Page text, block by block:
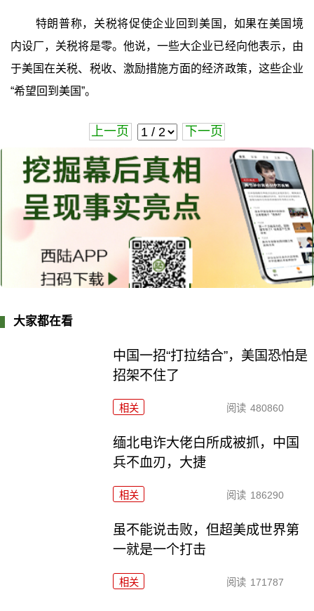
特朗普称，关税将促使企业回到美国，如果在美国境
内设厂，关税将是零。他说，一些大企业已经向他表示，由
于美国在关税、税收、激励措施方面的经济政策，这些企业
“希望回到美国”。
上一页 下一页
大家都在看
中国一招“打拉结合”，美国恐怕是
招架不住了
相关 阅读 480860
缅北电诈大佬白所成被抓，中国
兵不血刃，大捷
相关 阅读 186290
虽不能说击败，但超美成世界第
一就是一个打击
相关 阅读 171787